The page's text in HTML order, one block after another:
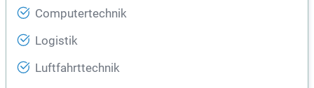
Computertechnik
Logistik
Luftfahrttechnik